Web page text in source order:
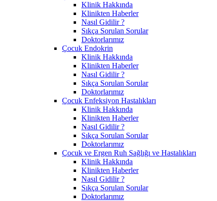
Klinik Hakkında
Klinikten Haberler
Nasıl Gidilir ?
Sıkça Sorulan Sorular
Doktorlarımız
Çocuk Endokrin
Klinik Hakkında
Klinikten Haberler
Nasıl Gidilir ?
Sıkça Sorulan Sorular
Doktorlarımız
Çocuk Enfeksiyon Hastalıkları
Klinik Hakkında
Klinikten Haberler
Nasıl Gidilir ?
Sıkça Sorulan Sorular
Doktorlarımız
Çocuk ve Ergen Ruh Sağlığı ve Hastalıkları
Klinik Hakkında
Klinikten Haberler
Nasıl Gidilir ?
Sıkça Sorulan Sorular
Doktorlarımız